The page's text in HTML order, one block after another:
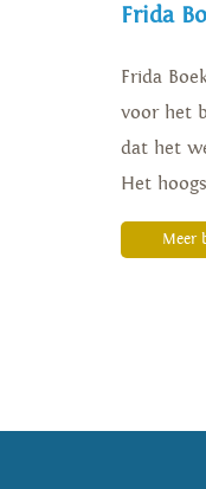
Frida
Frida
voor het
dat het
Het
Meer